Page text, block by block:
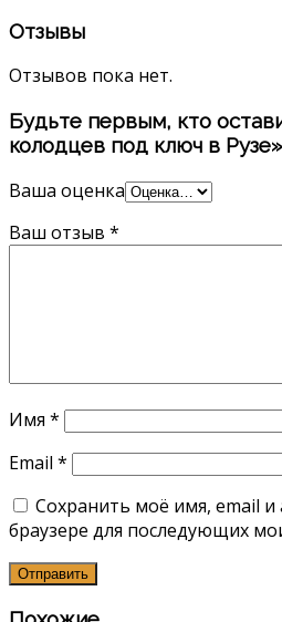
Отзывы
Отзывов пока нет.
Будьте первым, кто
колодцев под ключ в Рузе»
Ваша оценка
Ваш отзыв *
Имя *
Email *
Сохранить моё имя, email и
браузере для последующих